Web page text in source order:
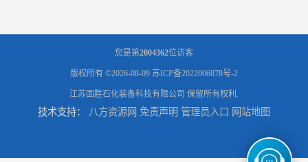
鹤管_鹤管销售_鹤管供应商 鹤管活动梯_鹤管活动梯销售_鹤管活动梯供应商
您是第2004362位访客
版权所有 ©2026-08-09 苏ICP备2022006878号-2
江苏国胜石化装备科技有限公司 保留所有权利.
技术支持： 八方资源网 免责声明 管理员入口 网站地图